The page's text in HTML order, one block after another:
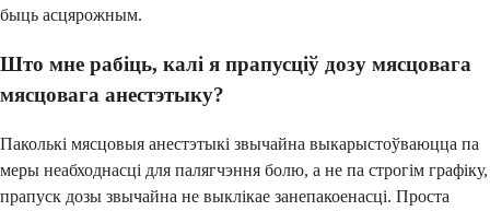
быць асцярожным.
Што мне рабіць, калі я прапусціў дозу мясцовага
мясцовага анестэтыку?
Паколькі мясцовыя анестэтыкі звычайна выкарыстоўваюцца па
меры неабходнасці для палягчэння болю, а не па строгім графіку,
прапуск дозы звычайна не выклікае занепакоенасці. Проста